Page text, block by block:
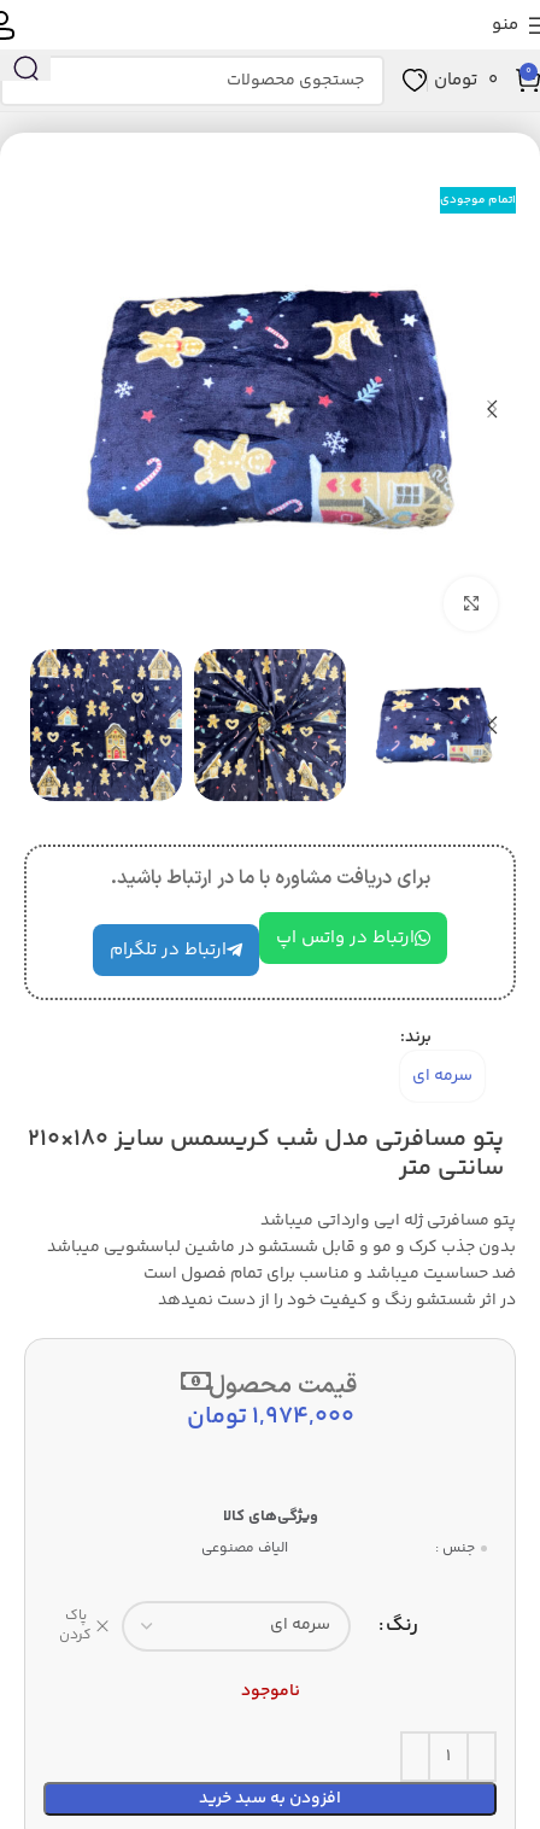
منو
0
0 تومان
خانه خانه و آشپزخانه خواب پتو
اتمام موجودی
برای دریافت مشاوره با ما در ارتباط باشید.
ارتباط در واتس اپ ارتباط در تلگرام
برند:
سرمه ای
پتو مسافرتی مدل شب کریسمس سایز 180×210
سانتی متر
پتو مسافرتی ژله ایی وارداتی میباشد
بدون جذب کرک و مو و قابل شستشو در ماشین لباسشویی میباشد
ضد حساسیت میباشد و مناسب برای تمام فصول است
در اثر شستشو رنگ و کیفیت خود را از دست نمیدهد
قیمت محصول
1,974,000تومان
جنس : الیاف مصنوعی
رنگ
پاک
کردن
ناموجود
افزودن به سبد خرید